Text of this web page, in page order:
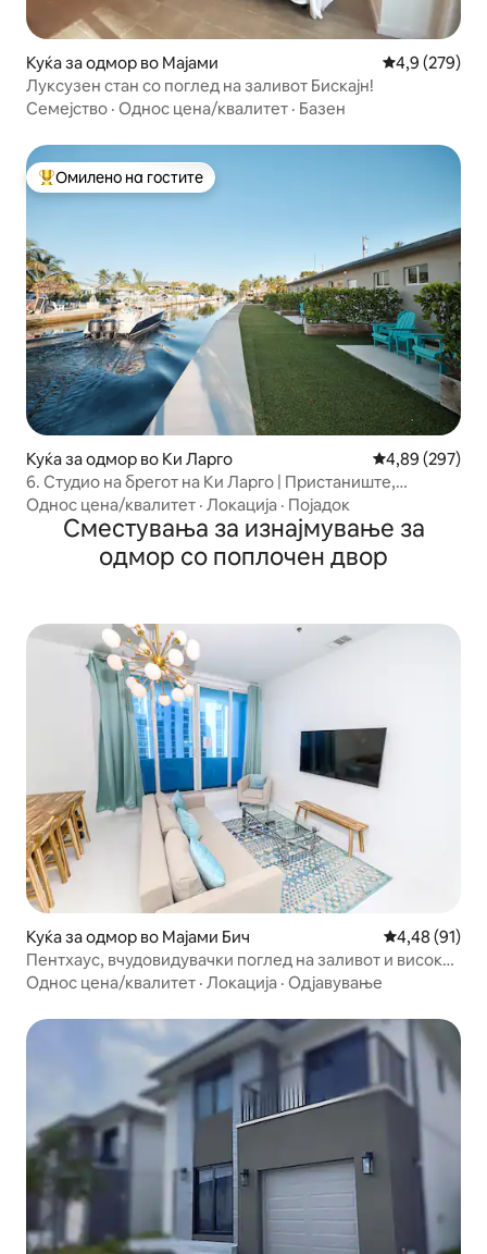
Куќа за одмор во Мајами Просечна
4,9 (279)
Луксузен стан со поглед на заливот Бискајн!
Семејство · Однос цена/квалитет · Базен
Меѓу најуспешните „Омилени на гостите“
Омилено на гостите
Куќа за одмор во Ки Ларго Просечна
4,89 (297)
6. Студио на брегот на Ки Ларго | Пристаниште,
нуркање со маска и цевка
Однос цена/квалитет · Локација · Појадок
Сместувања за изнајмување за
одмор со поплочен двор
Куќа за одмор во Мајами Бич Просечна
4,48 (91)
Пентхаус, вчудовидувачки поглед на заливот и високи
тавани
Однос цена/квалитет · Локација · Одјавување